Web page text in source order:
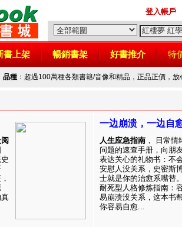
登入帳戶
書上架 暢銷書架 好書推介 特
品種 ：超過100萬種各類書籍/音像和精品，正品正價，
一边崩溃，一边自
人生应急指南 ， 日常情
问题的速查手册，向朋
表达关心的礼物书：不
安慰人没关系，史密斯
士就是你的治愈系嘴替
耐死型人格修炼指南：
易崩溃没关系，这本书
你容易自愈...